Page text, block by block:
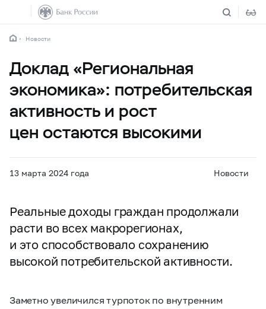
Новости
Доклад «Региональная
экономика»: потребительская
активность и рост
цен остаются высокими
13 марта 2024 года Новости
Реальные доходы граждан продолжали
расти во всех макрорегионах,
и это способствовало сохранению
высокой потребительской активности.
Заметно увеличился турпоток по внутренним